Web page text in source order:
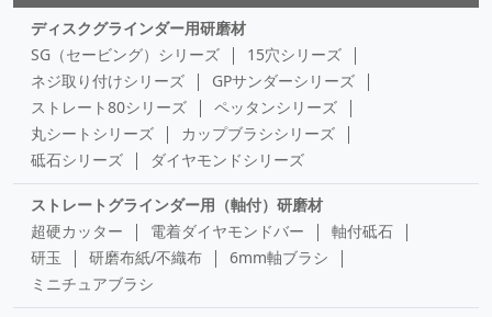
ディスクグラインダー用研磨材
SG（セービング）シリーズ
15穴シリーズ
ネジ取り付けシリーズ
GPサンダーシリーズ
ストレート80シリーズ
ペッタンシリーズ
丸シートシリーズ
カップブラシシリーズ
砥石シリーズ
ダイヤモンドシリーズ
ストレートグラインダー用（軸付）研磨材
超硬カッター
電着ダイヤモンドバー
軸付砥石
研玉
研磨布紙/不織布
6mm軸ブラシ
ミニチュアブラシ